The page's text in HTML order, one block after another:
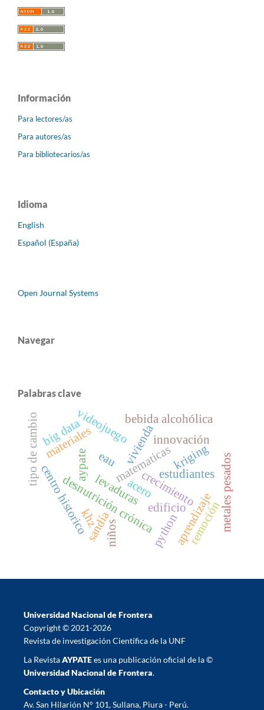
Información
Para lectores/as
Para autores/as
Para bibliotecarios/as
Idioma
English
Español (España)
Open Journal Systems
Navegar
Palabras clave
aypate matematicas
crecimiento
desnutrición crónicaedificio
centro historico
vivienda
sandía
bebida alcohólica
innovación
aprendizaje
estudiantes
videojuego
materiales
levaduras
big data
kriging
niños
tipo de cambio
python remociónmetales pesados
acero
khz
eau
Universidad Nacional de Frontera
Copyright © 2021-2026
Revista de investigación Científica de la UNF
La RevistaAYPATEes una publicación oficial de la ©
Universidad Nacional de Frontera.
Contacto y Ubicación
Av. San Hilarión N° 101, Sullana, Piura - Perú.